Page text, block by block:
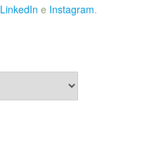
LinkedIn e Instagram.